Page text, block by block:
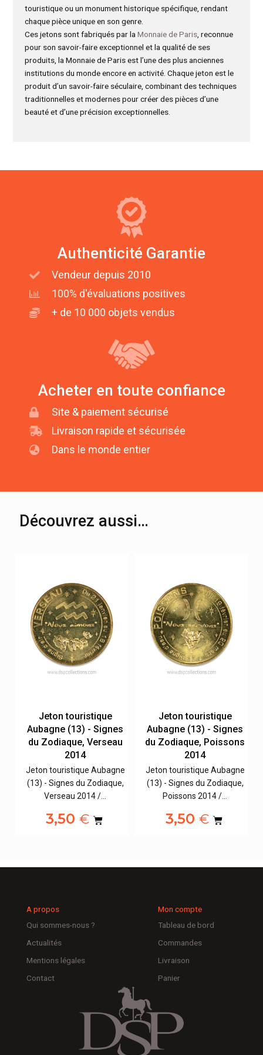
touristique ou un monument historique spécifique, rendant
chaque pièce unique en son genre.
Ces jetons sont fabriqués par laMonnaie de Paris, reconnue
pour son savoir-faire exceptionnel et la qualité de ses
produits, la Monnaie de Paris est l’une des plus anciennes
institutions du monde encore en activité. Chaque jeton est le
produit d’un savoir-faire séculaire, combinant des techniques
traditionnelles et modernes pour créer des pièces d’une
beauté et d’une précision exceptionnelles.
Authenticité Garantie
Vendeur depuis 2010
100% d'évaluations positives
+ de 10 000 objets vendus
Acheter en toute confiance
Site & paiement sécurisé
Livraison rapide et sécurisée
Dans le monde entier
Découvrez aussi…
Jeton touristique
Aubagne (13) - Signes
du Zodiaque, Verseau
2014
Jeton touristique Aubagne
(13) - Signes du Zodiaque,
Verseau 2014 /…
3,50€
Jeton touristique
Aubagne (13) - Signes
du Zodiaque, Poissons
2014
Jeton touristique Aubagne
(13) - Signes du Zodiaque,
Poissons 2014 /…
3,50€
A propos
Qui sommes-nous ?
Actualités
Mentions légales
Contact
Mon compte
Tableau de bord
Commandes
Livraison
Panier